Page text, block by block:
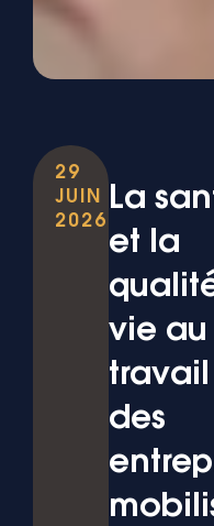
29
JUIN
2026
La
et la
vie au
travail
des